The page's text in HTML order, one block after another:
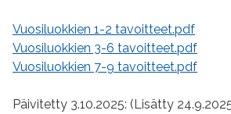
Vuosiluokkien 1-2 tavoitteet.pdf
Vuosiluokkien 3-6 tavoitteet.pdf
Vuosiluokkien 7-9 tavoitteet.pdf
Päivitetty 3.10.2025: (Lisätty